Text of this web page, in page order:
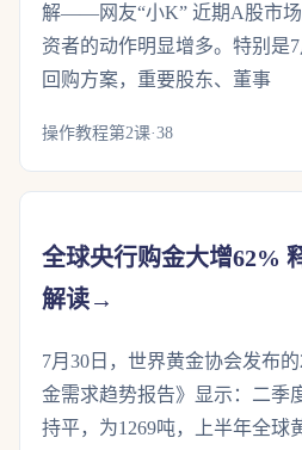
解――网友“小K” 近期A股市场
资者的动作明显增多。特别是
回购方案，重要股东、董事
操作教程第2课·38
全球央行购金大增62%
解读→
7月30日，世界黄金协会发布
金需求趋势报告》显示：二季
持平，为1269吨，上半年全球